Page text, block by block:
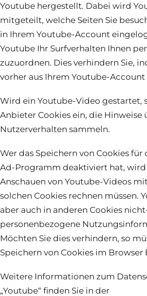
Youtube hergestellt. Dabei wird
mitgeteilt, welche Seiten Sie
in Ihrem Youtube-Account
Youtube Ihr Surfverhalten Ihnen
zuzuordnen. Dies verhindern Sie,
vorher aus Ihrem Youtube-Account
Wird ein Youtube-Video gestartet,
Anbieter Cookies ein, die Hinweise
Nutzerverhalten sammeln.
Wer das Speichern von Cookies für
Ad-Programm deaktiviert hat,
Anschauen von Youtube-Videos
solchen Cookies rechnen müssen.
aber auch in anderen Cookies
personenbezogene
Möchten Sie dies verhindern, so
Speichern von Cookies im Browser
Weitere Informationen zum
„Youtube“ finden Sie in der